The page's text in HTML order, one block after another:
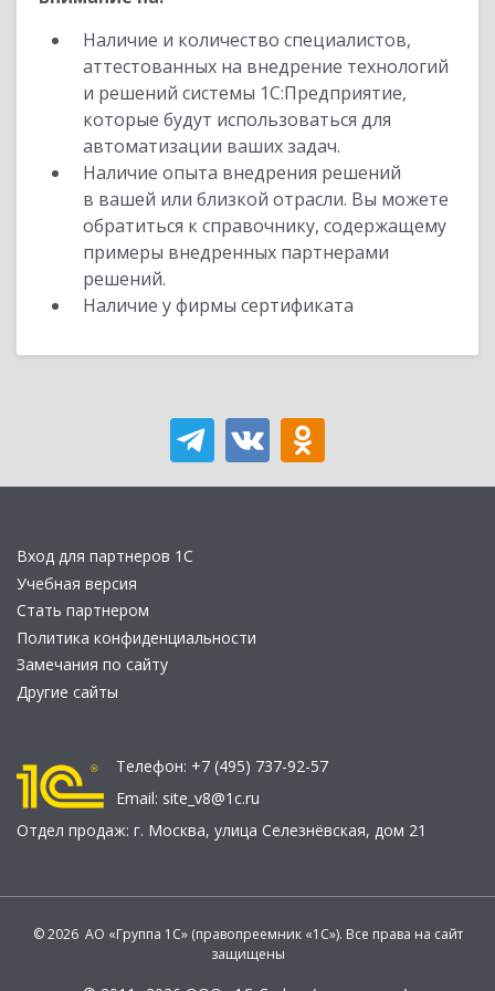
Наличие и количество специалистов,
аттестованных на внедрение технологий
и решений системы 1С:Предприятие,
которые будут использоваться для
автоматизации ваших задач.
Наличие опыта внедрения решений
в вашей или близкой отрасли. Вы можете
обратиться к справочнику, содержащему
примеры внедренных партнерами
решений.
Наличие у фирмы сертификата
Вход для партнеров 1С
Учебная версия
Стать партнером
Политика конфиденциальности
Замечания по сайту
Другие сайты
Телефон: +7 (495) 737-92-57
Email: site_v8@1c.ru
Отдел продаж: г. Москва, улица Селезнёвская, дом 21
© 2026 АО «Группа 1С» (правопреемник «1С»). Все права на сайт
защищены